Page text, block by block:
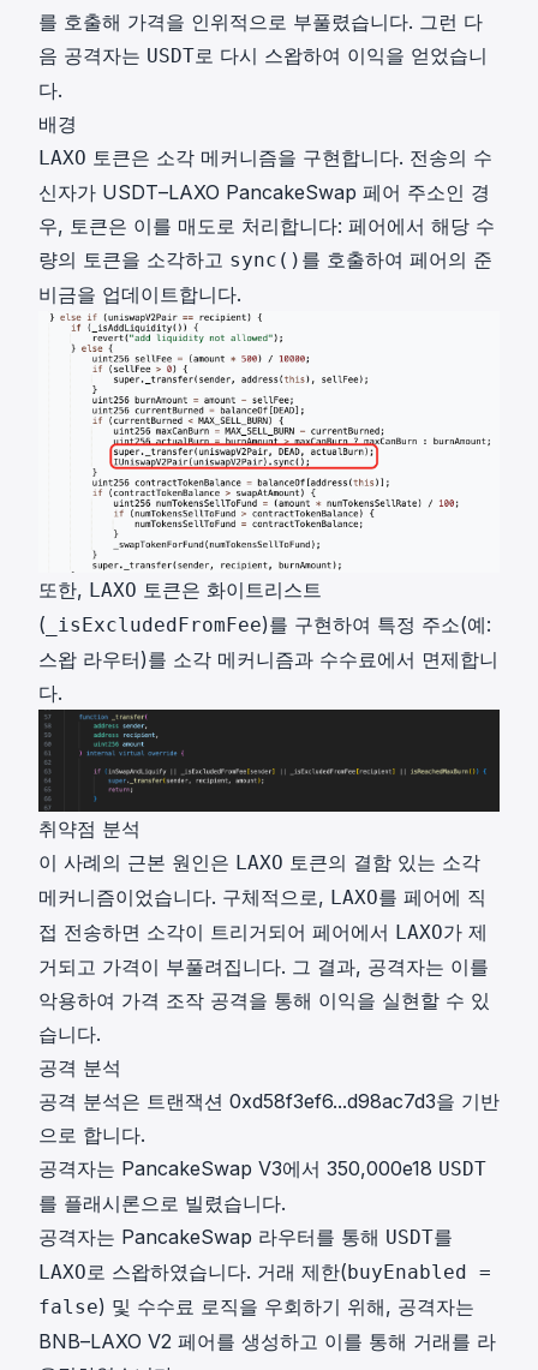
를 호출해 가격을 인위적으로 부풀렸습니다. 그런 다
음 공격자는 USDT로 다시 스왑하여 이익을 얻었습니
다.
배경
LAXO 토큰은 소각 메커니즘을 구현합니다. 전송의 수
신자가 USDT–LAXO PancakeSwap 페어 주소인 경
우, 토큰은 이를 매도로 처리합니다: 페어에서 해당 수
량의 토큰을 소각하고 sync() 를 호출하여 페어의 준
비금을 업데이트합니다.
또한, LAXO 토큰은 화이트리스트
( _isExcludedFromFee)를 구현하여 특정 주소(예:
스왑 라우터)를 소각 메커니즘과 수수료에서 면제합니
다.
취약점 분석
이 사례의 근본 원인은 LAXO 토큰의 결함 있는 소각
메커니즘이었습니다. 구체적으로, LAXO를 페어에 직
접 전송하면 소각이 트리거되어 페어에서 LAXO가 제
거되고 가격이 부풀려집니다. 그 결과, 공격자는 이를
악용하여 가격 조작 공격을 통해 이익을 실현할 수 있
습니다.
공격 분석
공격 분석은 트랜잭션 0xd58f3ef6...d98ac7d3을 기반
으로 합니다.
공격자는 PancakeSwap V3에서 350,000e18 USDT
를 플래시론으로 빌렸습니다.
공격자는 PancakeSwap 라우터를 통해 USDT를
LAXO 로 스왑하였습니다. 거래 제한(buyEnabled =
false) 및 수수료 로직을 우회하기 위해, 공격자는
BNB–LAXO V2 페어를 생성하고 이를 통해 거래를 라